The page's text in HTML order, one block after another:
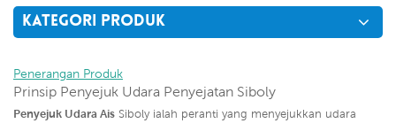
KATEGORI PRODUK
Penerangan Produk
Prinsip Penyejuk Udara Penyejatan Siboly
Penyejuk Udara Ais Siboly ialah peranti yang menyejukkan udara